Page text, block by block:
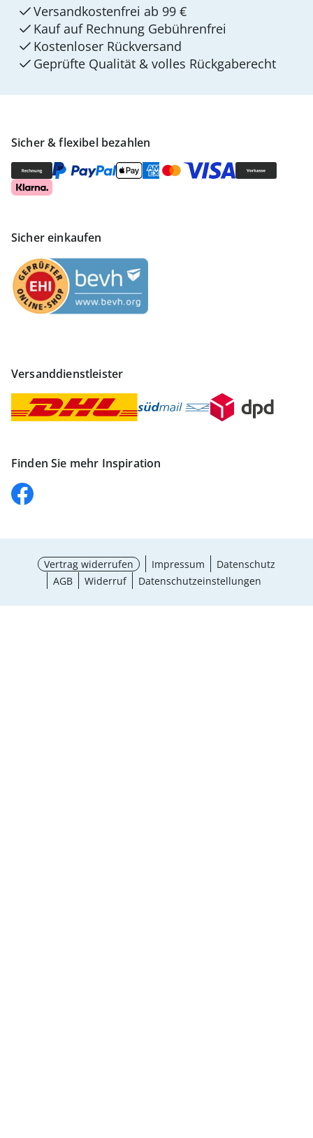
Sicher & flexibel bezahlen
Sicher einkaufen
Versanddienstleister
Finden Sie mehr Inspiration
Versandkostenfrei ab 99 €
Kauf auf Rechnung Gebührenfrei
Kostenloser Rückversand
Geprüfte Qualität & volles Rückgaberecht
Vertrag widerrufen Impressum
Datenschutz
AGB
Widerruf Datenschutzeinstellungen